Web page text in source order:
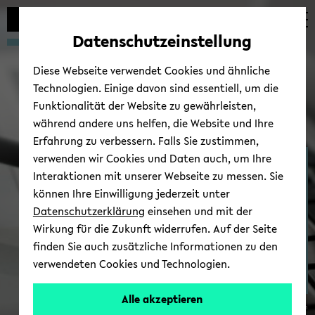
Automatische
vermeiden
zum
wechseln
zum
wechseln
zum
wechseln
Hilfs­kraft­stel­len
Falls
Photo by Agence Ol­lo­web on Uns­plash
Datenschutzeinstellung
Diese Webseite verwendet Cookies und ähnliche
Technologien. Einige davon sind essentiell, um die
Funktionalität der Website zu gewährleisten,
während andere uns helfen, die Website und Ihre
Erfahrung zu verbessern. Falls Sie zustimmen,
verwenden wir Cookies und Daten auch, um Ihre
Interaktionen mit unserer Webseite zu messen. Sie
können Ihre Einwilligung jederzeit unter
Datenschutzerklärung einsehen und mit der
Wirkung für die Zukunft widerrufen. Auf der Seite
finden Sie auch zusätzliche Informationen zu den
verwendeten Cookies und Technologien.
Alle akzeptieren